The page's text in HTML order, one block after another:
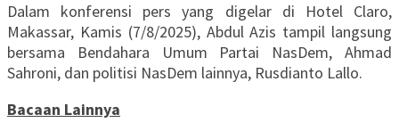
Dalam konferensi pers yang digelar di Hotel Claro,
Makassar, Kamis (7/8/2025), Abdul Azis tampil langsung
bersama Bendahara Umum Partai NasDem, Ahmad
Sahroni, dan politisi NasDem lainnya, Rusdianto Lallo.
Bacaan Lainnya